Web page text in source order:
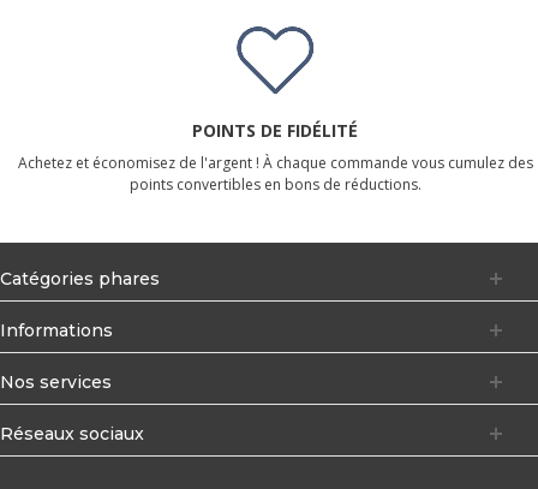
POINTS DE FIDÉLITÉ
Achetez et économisez de l'argent ! À chaque commande vous cumulez des
points convertibles en bons de réductions.
Catégories phares
Informations
Nos services
Réseaux sociaux